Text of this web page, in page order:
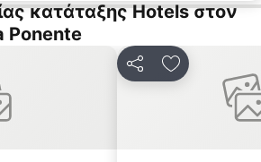
κατάταξης Hotels στον
Ponente
αγαπημένα ΚοινοποίησηΠροσθήκη